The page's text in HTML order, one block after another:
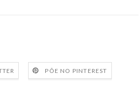
PÕE NO PINTEREST